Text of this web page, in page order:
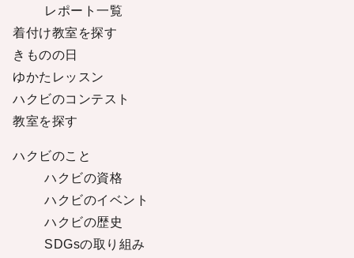
レポート一覧
着付け教室を探す
きものの日
ゆかたレッスン
ハクビのコンテスト
教室を探す
ハクビのこと
ハクビの資格
ハクビのイベント
ハクビの歴史
SDGsの取り組み